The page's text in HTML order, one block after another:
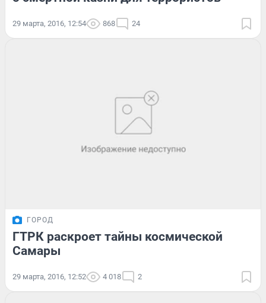
29 марта, 2016, 12:54 868 24
ГОРОД
ГТРК раскроет тайны космической
Самары
29 марта, 2016, 12:52 4 018 2